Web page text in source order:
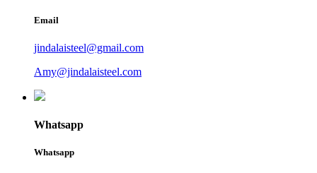
Email
jindalaisteel@gmail.com
Amy@jindalaisteel.com
Whatsapp
Whatsapp